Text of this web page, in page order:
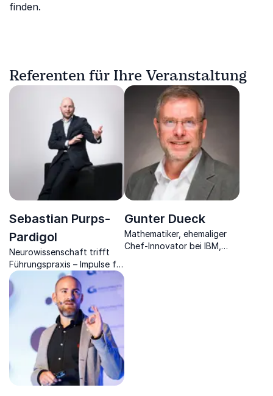
finden.
Referenten für Ihre Veranstaltung
Sebastian Purps-
Pardigol
Neurowissenschaft trifft
Führungspraxis – Impulse für
Neuroresilienz,
Transformation und
nachhaltige Leistung.
Gunter Dueck
Mathematiker, ehemaliger
Chef-Innovator bei IBM,